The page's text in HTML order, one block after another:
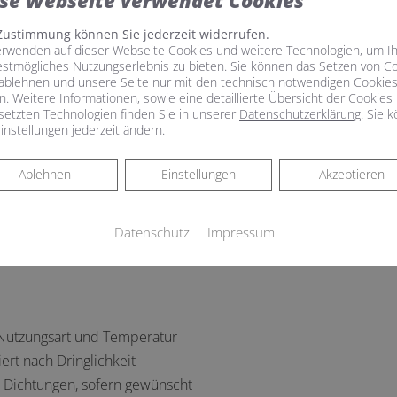
mit Wärme und warmem Wasser zu versorgen. Damit
ganzheitlichen Heizungscheck in Stralsund.
Ihrer Heizungsanlage erhöhen. Gerade ältere
Heizkessel, alte und durchlässige Ventile oder veraltete
Sie diese Schwachstellen, bevor sie entstehen.
und Temperatur
nach Dringlichkeit
sofern gewünscht
können Sie jederzeit widerrufen.
auf dieser Webseite Cookies und weitere Technologien, um
Nutzungserlebnis zu bieten. Sie können das Setzen von
und unsere Seite nur mit den technisch notwendigen Cookies
Weitere Informationen, sowie eine detaillierte Übersicht der Cookies
Technologien finden Sie in unserer Datenschutzerklärung. Sie
jederzeit ändern.
Akzeptieren
Einstellungen
Ablehnen
Ablehnen
Datenschutz Impressum